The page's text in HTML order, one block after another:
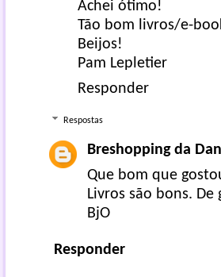
Achei ótimo!
Tão bom livros/e-
Beijos!
Pam Lepletier
Responder
Respostas
Breshopping da
Que bom que
Livros são bons.
BjO
Responder